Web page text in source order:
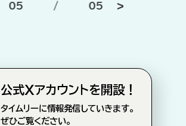
01 / 05
公式Xアカウントを開設！
タイムリーに情報発信していきます。
ぜひご覧ください。